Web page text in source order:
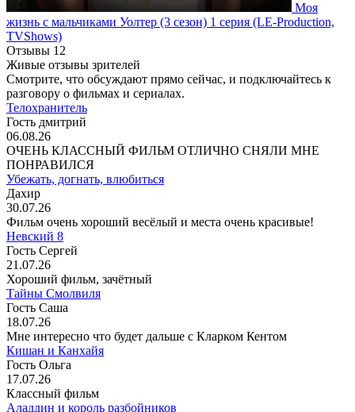
Моя
жизнь с мальчиками Уолтер (3 сезон) 1 серия (LE-Production,
TVShows)
Отзывы 12
Живые отзывы зрителей
Смотрите, что обсуждают прямо сейчас, и подключайтесь к
разговору о фильмах и сериалах.
Телохранитель
Гость дмитрий
06.08.26
ОЧЕНЬ КЛАССНЫЙ ФИЛЬМ ОТЛИЧНО СНЯЛИ МНЕ
ПОНРАВИЛСЯ
Убежать, догнать, влюбиться
Дахир
30.07.26
Фильм очень хороший весёлый и места очень красивые!
Невский 8
Гость Сергей
21.07.26
Хороший фильм, зачётный
Тайны Смолвиля
Гость Саша
18.07.26
Мне интересно что будет дальше с Кларком Кентом
Кишан и Канхайя
Гость Ольга
17.07.26
Классный фильм
Аладдин и король разбойников